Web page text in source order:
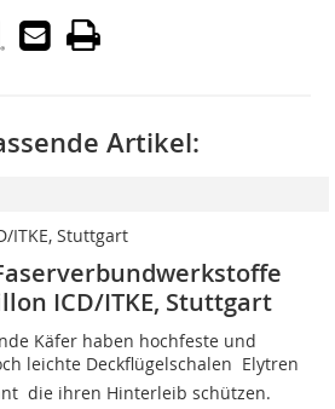
Artikel:
ITKE, Stuttgart
ICD/ITKE, Stuttgart
Käfer haben hochfeste und
leichte Deckflügelschalen  Elytren
 die ihren Hinterleib schützen.